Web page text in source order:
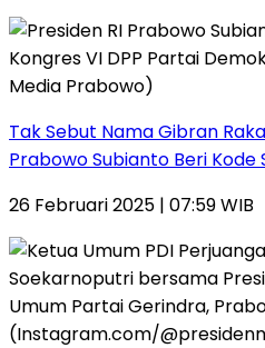
Tak Sebut Nama Gibran
Prabowo Subianto Beri Kode
26 Februari 2025 | 07:59 WIB